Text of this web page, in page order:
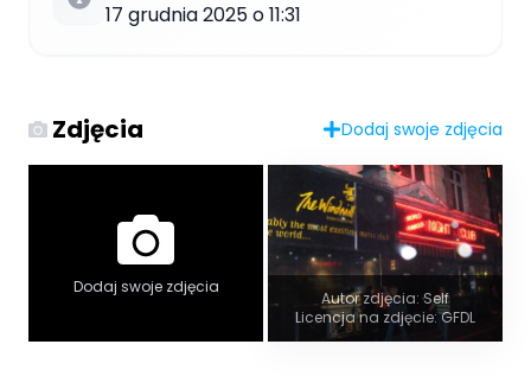
17 grudnia 2025 o 11:31
Zdjęcia Dodaj swoje zdjęcia
Dodaj swoje zdjęcia
Autor zdjęcia: Self
Licencja na zdjęcie: GFDL